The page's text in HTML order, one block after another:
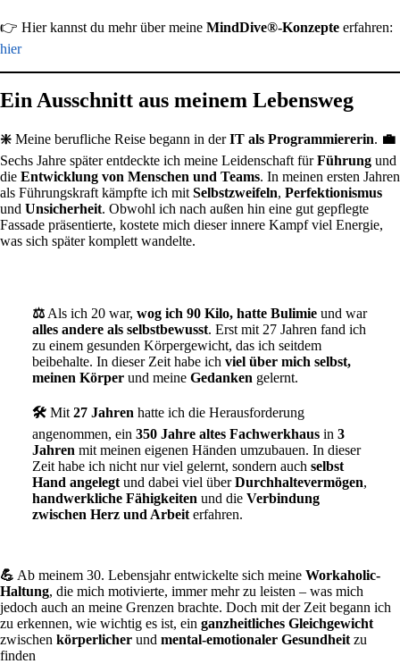
👉 Hier kannst du mehr über meine MindDive®-Konzepte erfahren:
hier
Ein Ausschnitt aus meinem Lebensweg
❇️ Meine berufliche Reise begann in derIT als Programmiererin. 💼
Sechs Jahre später entdeckte ich meine Leidenschaft fürFührung und
die Entwicklung von Menschen und Teams. In meinen ersten Jahren
als Führungskraft kämpfte ich mit Selbstzweifeln, Perfektionismus
und Unsicherheit. Obwohl ich nach außen hin eine gut gepflegte
Fassade präsentierte, kostete mich dieser innere Kampf viel Energie,
was sich später komplett wandelte.
⚖️Als ich 20 war, wog ich 90 Kilo, hatte Bulimieund war
alles andere als selbstbewusst. Erst mit 27 Jahren fand ich
zu einem gesunden Körpergewicht, das ich seitdem
beibehalte. In dieser Zeit habe ich viel über mich selbst,
meinen Körperund meine Gedanken gelernt.
🛠️Mit 27 Jahren hatte ich die Herausforderung
angenommen, ein 350 Jahre altes Fachwerkhausin 3
Jahren mit meinen eigenen Händen umzubauen. In dieser
Zeit habe ich nicht nur viel gelernt, sondern auch selbst
Hand angelegtund dabei viel überDurchhaltevermögen,
handwerkliche Fähigkeiten und die Verbindung
zwischen Herz und Arbeiterfahren.
💪 Ab meinem 30. Lebensjahr entwickelte sich meine Workaholic-
Haltung, die mich motivierte, immer mehr zu leisten – was mich
jedoch auch an meine Grenzen brachte. Doch mit der Zeit begann ich
zu erkennen, wie wichtig es ist, ein ganzheitliches Gleichgewicht
zwischen körperlicher und mental-emotionaler Gesundheit zu
finden